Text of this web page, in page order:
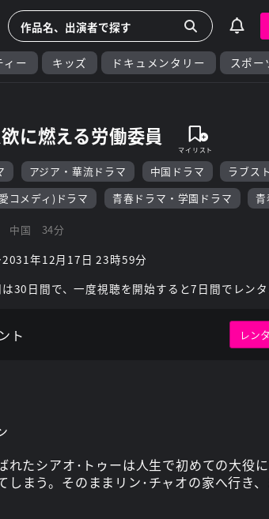
ィー キッズ ドキュメンタリー スポー
に燃える労働委員
アジア・華流ドラマ 中国ドラマ
ラブス
コメディ)ドラマ
青春ドラマ・学園ドラマ
中国 34分
年12月17日 23時59分
30日間で、一度視聴を開始すると7日間でレンタ
ト レン
たシアオ･トゥーは人生で初めての大役
まう。そのままリン･チャオの家へ行き